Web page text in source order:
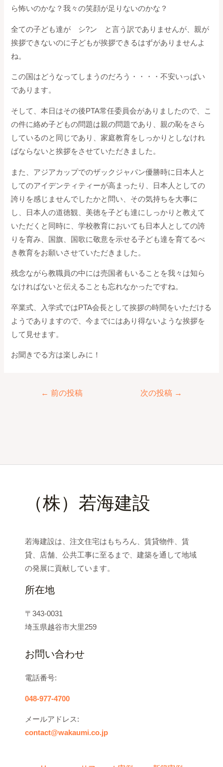
ら怖いのかな？我々の笑顔が足りないのかな？
全ての子ども達が シ?ン と言う訳でありませんが、親が
挨拶できないのに子どもが挨拶できるはずがありませんよ
ね。
この国はどうなってしまうのだろう・・・・不安いっぱい
であります。
そして、本日はその後PTA常任委員会がありましたので、こ
の件に絡め子どもの問題は親の問題であり、親の恥をさら
しているのと同じであり、家庭教育をしっかりとしなけれ
ばならないと挨拶をさせていただきました。
また、アジアカップでのザックジャパン優勝時に日本人と
してのアイデンティティーが高まったり、日本人としての
誇りを感じませんでしたかと問い、その気持ちを大事に
し、日本人の道徳観、美徳を子ども達にしっかりと教えて
いただくと同時に、学校教育においても日本人としての誇
りを育み、国旗、国歌に敬意を示せる子ども達を育てるべ
き教育をお願いさせていただきました。
残念ながら教職員の中には売国者もいることを我々は知ら
なければないと伝えることも忘れなかったですね。
卒業式、入学式ではPTA会長として挨拶の時間をいただける
ようでありますので、今までにはあり得ないような挨拶を
して見せます。
お聞きでる方は楽しみに！
← 前の投稿 次の投稿 →
（株）若海建設
若海建設は、注文住宅はもちろん、賃貸物件、賃
貸、店舗、公共工事に至るまで、建築を通して地域
の発展に貢献しています。
所在地
〒343-0031
埼玉県越谷市大里259
お問い合わせ
電話番号:
048-977-4700
メールアドレス:
contact@wakaumi.co.jp